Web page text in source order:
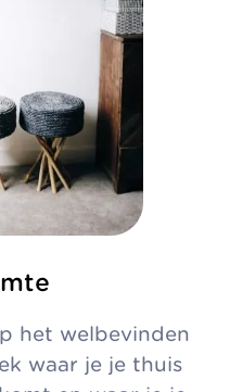
het welbevinden
waar je je thuis